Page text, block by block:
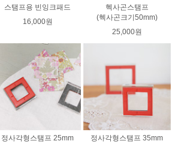
스탬프용 빈잉크패드
16,000원
헥사곤스탬프
(헥사곤크기50mm)
25,000원
정사각형스탬프 25mm
정사각형스탬프 35mm